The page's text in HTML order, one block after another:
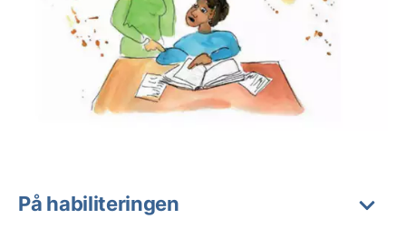
På habiliteringen